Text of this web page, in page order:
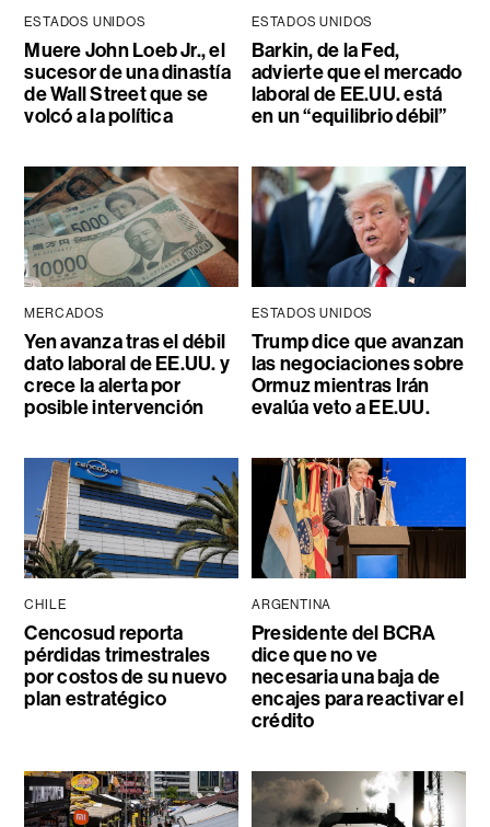
ESTADOS UNIDOS
Muere John Loeb Jr., el
sucesor de una dinastía
de Wall Street que se
volcó a la política
ESTADOS UNIDOS
Barkin, de la Fed,
advierte que el mercado
laboral de EE.UU. está
en un “equilibrio débil”
MERCADOS
Yen avanza tras el débil
dato laboral de EE.UU. y
crece la alerta por
posible intervención
ESTADOS UNIDOS
Trump dice que avanzan
las negociaciones sobre
Ormuz mientras Irán
evalúa veto a EE.UU.
CHILE
Cencosud reporta
pérdidas trimestrales
por costos de su nuevo
plan estratégico
ARGENTINA
Presidente del BCRA
dice que no ve
necesaria una baja de
encajes para reactivar el
crédito